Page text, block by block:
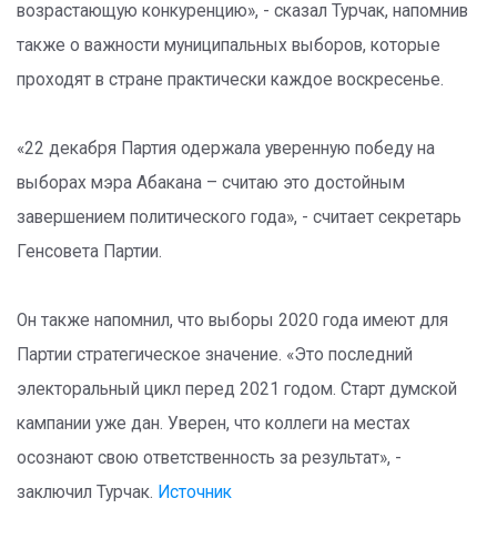
возрастающую конкуренцию», - сказал Турчак, напомнив
также о важности муниципальных выборов, которые
проходят в стране практически каждое воскресенье.
«22 декабря Партия одержала уверенную победу на
выборах мэра Абакана – считаю это достойным
завершением политического года», - считает секретарь
Генсовета Партии.
Он также напомнил, что выборы 2020 года имеют для
Партии стратегическое значение. «Это последний
электоральный цикл перед 2021 годом. Старт думской
кампании уже дан. Уверен, что коллеги на местах
осознают свою ответственность за результат», -
заключил Турчак. Источник